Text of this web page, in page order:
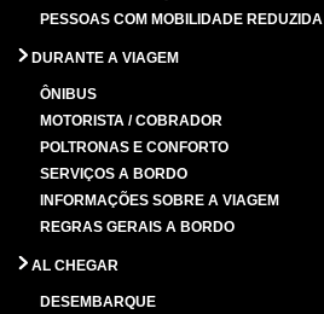
PESSOAS COM MOBILIDADE REDUZIDA
DURANTE A VIAGEM
ÔNIBUS
MOTORISTA / COBRADOR
POLTRONAS E CONFORTO
SERVIÇOS A BORDO
INFORMAÇÕES SOBRE A VIAGEM
REGRAS GERAIS A BORDO
AL CHEGAR
DESEMBARQUE